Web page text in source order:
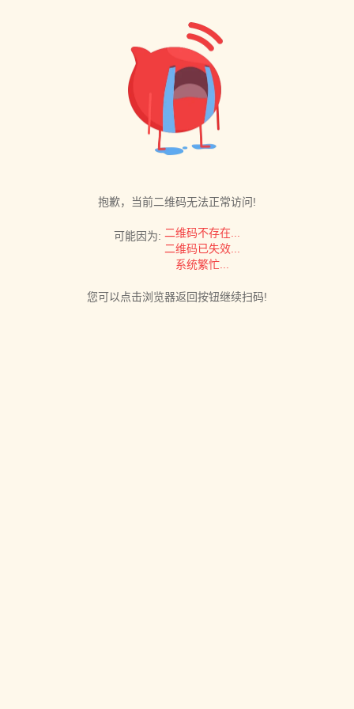
抱歉，当前二维码无法正常访问!
可能因为: 二维码不存在...
二维码已失效...
系统繁忙...
您可以点击浏览器返回按钮继续扫码!